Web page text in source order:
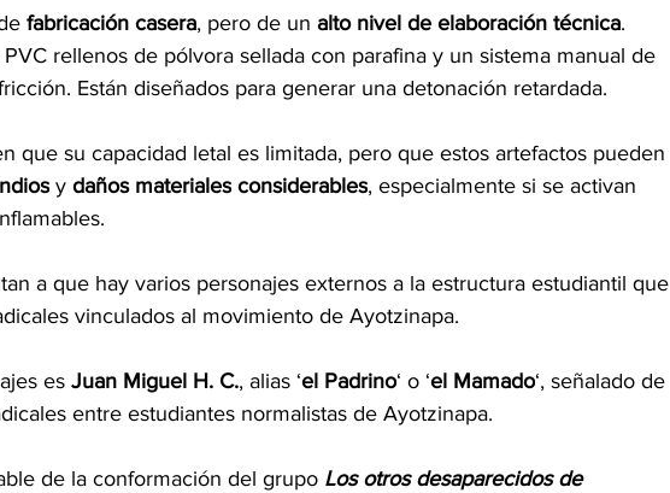
fabricación casera, pero de un alto nivel de elaboración técnica.
rellenos de pólvora sellada con parafina y un sistema manual de
Están diseñados para generar una detonación retardada.
que su capacidad letal es limitada, pero que estos artefactos pueden
y daños materiales considerables, especialmente si se activan
a que hay varios personajes externos a la estructura estudiantil que
vinculados al movimiento de Ayotzinapa.
es Juan Miguel H. C., alias ‘el Padrino‘ o ‘el Mamado‘, señalado de
entre estudiantes normalistas de Ayotzinapa.
de la conformación del grupo Los otros desaparecidos de